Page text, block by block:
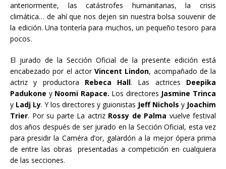
anteriormente, las catástrofes humanitarias, la crisis
climática… de ahí que nos dejen sin nuestra bolsa souvenir de
la edición. Una tontería para muchos, un pequeño tesoro para
pocos.
El jurado de la Sección Oficial de la presente edición está
encabezado por el actor Vincent Lindon, acompañado de la
actriz y productora Rebeca Hall. Las actrices Deepika
Padukone y Noomi Rapace. Los directores Jasmine Trinca
y Ladj Ly. Y los directores y guionistas Jeff Nichols y Joachim
Trier. Por su parte La actriz Rossy de Palma vuelve festival
dos años después de ser jurado en la Sección Oficial, esta vez
para presidir la Caméra d’or, galardón a la mejor ópera prima
de entre las obras presentadas a competición en cualquiera
de las secciones.